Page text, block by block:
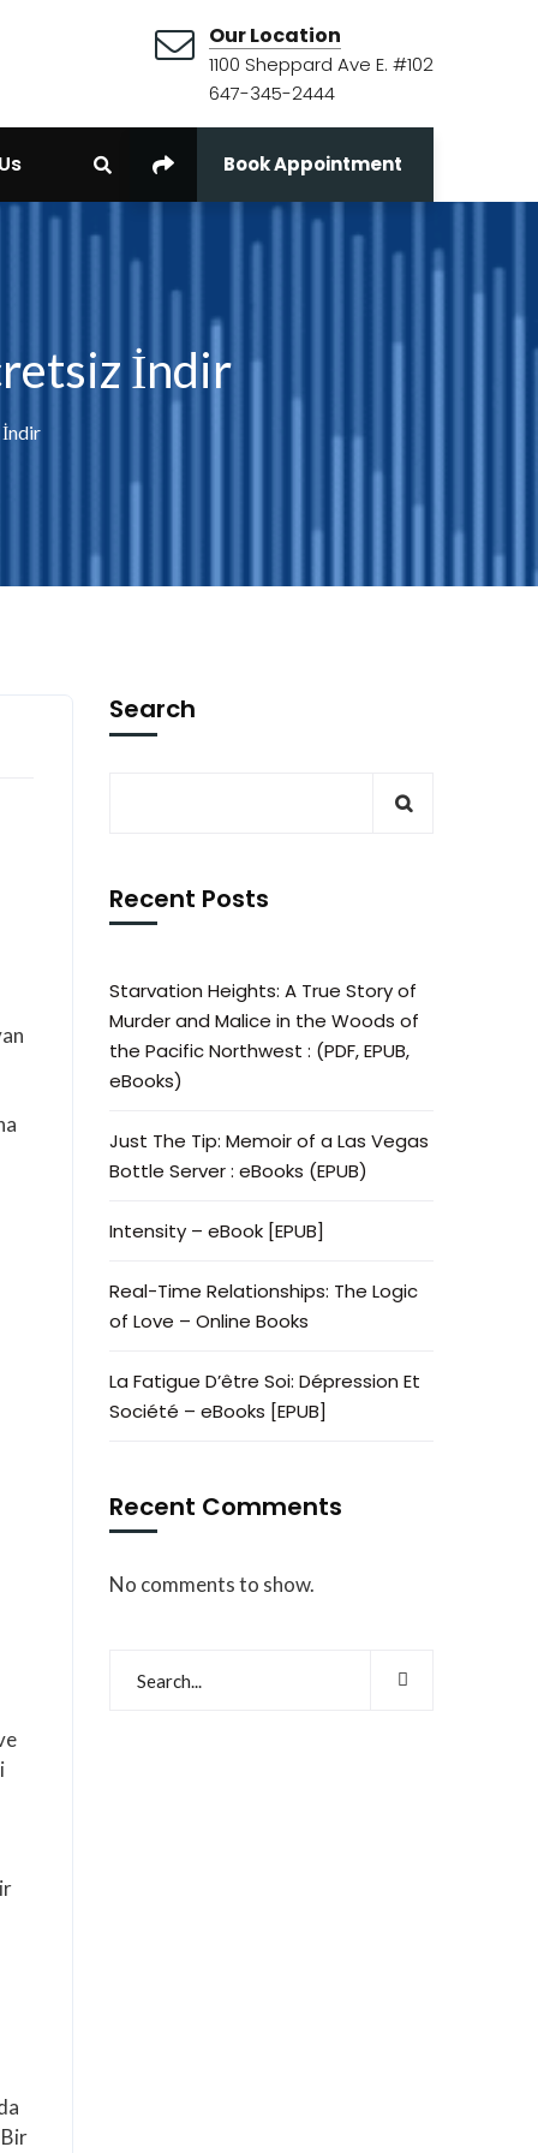
Our Location
1100 Sheppard Ave E. #102
647-345-2444
Book Appointment
İndir
İndir
Search
Recent Posts
Starvation Heights: A True Story of
Murder and Malice in the Woods of
the Pacific Northwest : (PDF, EPUB,
eBooks)
Just The Tip: Memoir of a Las Vegas
Bottle Server : eBooks (EPUB)
Intensity – eBook [EPUB]
Real-Time Relationships: The Logic
of Love – Online Books
La Fatigue D’être Soi: Dépression Et
Société – eBooks [EPUB]
Recent Comments
No comments to show.